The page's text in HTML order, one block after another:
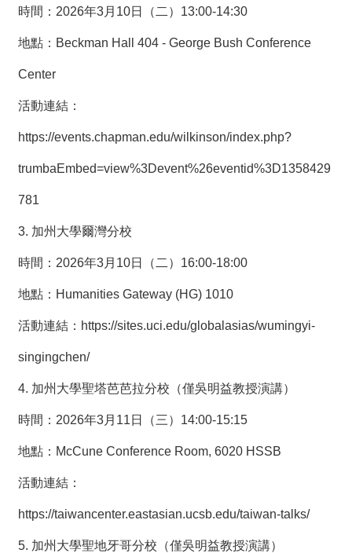
時間：2026年3月10日（二）13:00-14:30
地點：Beckman Hall 404 - George Bush Conference
Center
活動連結：
https://events.chapman.edu/wilkinson/index.php?
trumbaEmbed=view%3Devent%26eventid%3D1358429
781
3. 加州大學爾灣分校
時間：2026年3月10日（二）16:00-18:00
地點：Humanities Gateway (HG) 1010
活動連結： https://sites.uci.edu/globalasias/wumingyi-
singingchen/
4. 加州大學聖塔芭芭拉分校（僅吳明益教授演講）
時間：2026年3月11日（三）14:00-15:15
地點：McCune Conference Room, 6020 HSSB
活動連結：
https://taiwancenter.eastasian.ucsb.edu/taiwan-talks/
5. 加州大學聖地牙哥分校（僅吳明益教授演講）